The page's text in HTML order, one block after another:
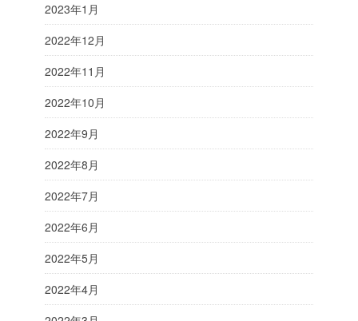
2023年1月
2022年12月
2022年11月
2022年10月
2022年9月
2022年8月
2022年7月
2022年6月
2022年5月
2022年4月